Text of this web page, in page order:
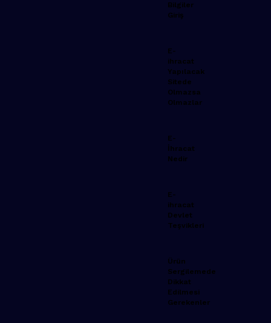
Bilgiler
Giriş
E-
ihracat
Yapılacak
Sitede
Olmazsa
Olmazlar
E-
İhracat
Nedir
E-
ihracat
Devlet
Teşvikleri
Ürün
Sergilemede
Dikkat
Edilmesi
Gerekenler